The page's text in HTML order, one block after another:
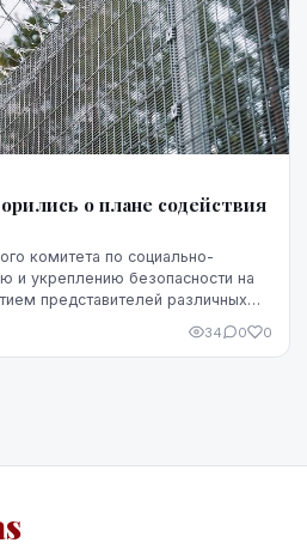
о плане содействия
комитета по социально-
и укреплению безопасности на
представителей различных
34 0 0